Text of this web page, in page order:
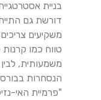
בניית
דורשת גם
משקיעים
טווח כמו
הנסחרות
"פרמיית האי-